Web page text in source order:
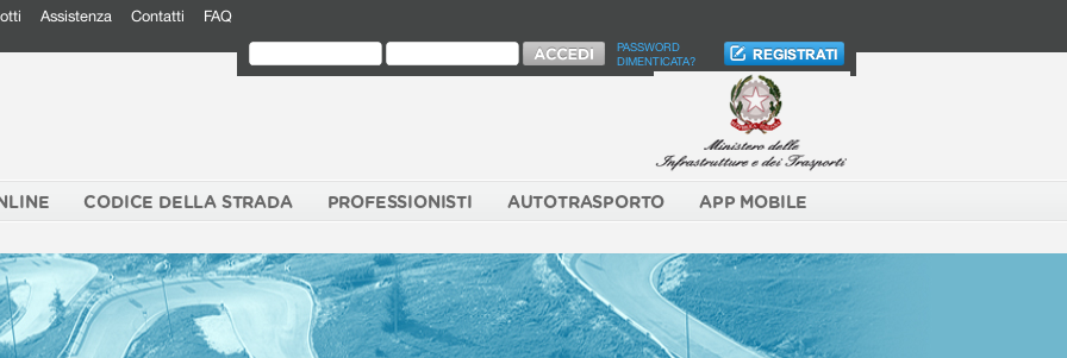
Assistenza Contatti FAQ
PASSWORD
DIMENTICATA?
CODICE DELLA STRADA PROFESSIONISTI AUTOTRASPORTO APP MOBILE